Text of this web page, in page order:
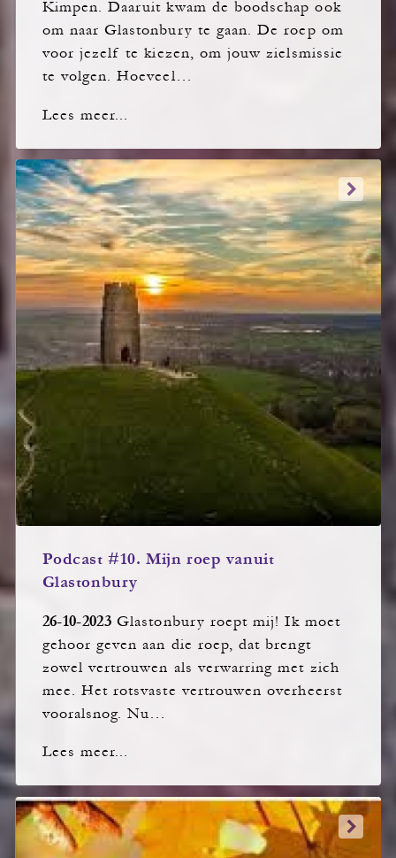
Kimpen. Daaruit kwam de boodschap ook
om naar Glastonbury te gaan. De roep om
voor jezelf te kiezen, om jouw zielsmissie
te volgen. Hoeveel…
Lees meer...
Podcast #10. Mijn roep vanuit
Glastonbury
26-10-2023 Glastonbury roept mij! Ik moet
gehoor geven aan die roep, dat brengt
zowel vertrouwen als verwarring met zich
mee. Het rotsvaste vertrouwen overheerst
vooralsnog. Nu…
Lees meer...